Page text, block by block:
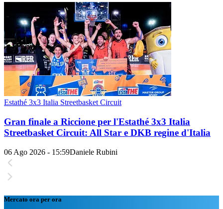
Estathé 3x3 Italia Streetbasket Circuit
Gran finale a Riccione per l'Estathé 3x3 Italia
Streetbasket Circuit: All Star e DKB regine d'Italia
06 Ago 2026 - 15:59Daniele Rubini
Mercato ora per ora